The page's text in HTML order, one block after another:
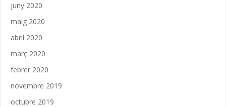
juny 2020
maig 2020
abril 2020
març 2020
febrer 2020
novembre 2019
octubre 2019